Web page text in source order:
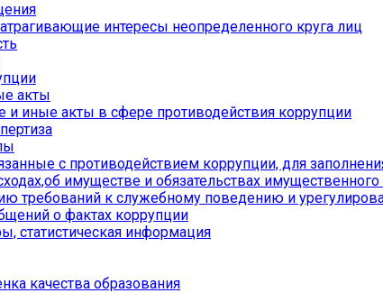
интересы неопределенного круга лиц
акты
иные акты в сфере противодействия коррупции
с противодействием коррупции, для
имуществе и обязательствах имущественного
требований к служебному поведению и
о фактах коррупции
статистическая информация
качества образования